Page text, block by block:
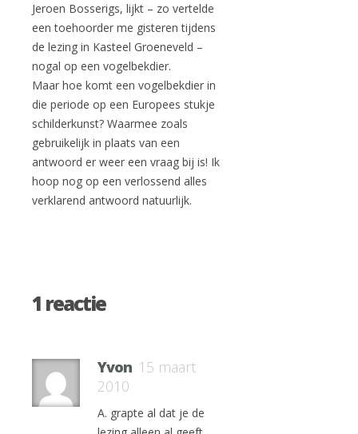
Jeroen Bosserigs, lijkt – zo vertelde
een toehoorder me gisteren tijdens
de lezing in Kasteel Groeneveld –
nogal op een vogelbekdier.
Maar hoe komt een vogelbekdier in
die periode op een Europees stukje
schilderkunst? Waarmee zoals
gebruikelijk in plaats van een
antwoord er weer een vraag bij is! Ik
hoop nog op een verlossend alles
verklarend antwoord natuurlijk.
1 reactie
Yvon 15 maart
2010
A. grapte al dat je de